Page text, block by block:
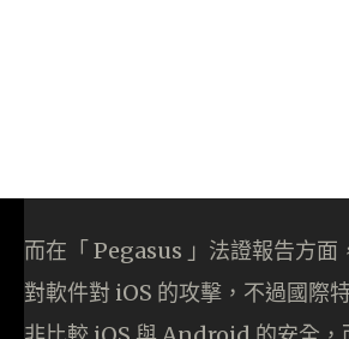
而在「 Pegasus 」法證報告方面
對軟件對 iOS 的攻擊，不過國際